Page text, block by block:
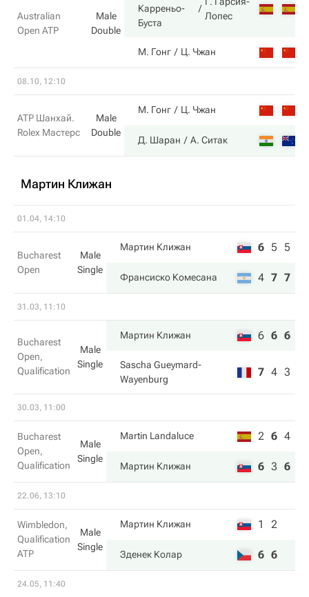
Australian
Open ATP
Male
Double
Карреньо-
Буста
Лопес
М. Гонг Ц. Чжан
08.10, 12:10
ATP Шанхай.
Rolex Мастерс
Male
Double
М. Гонг Ц. Чжан
Д. Шаран А. Ситак
Мартин Клижан
01.04, 14:10
Bucharest
Open
Male
Single
Мартин Клижан 6 5 5
Франсиско Комесана 4 7 7
31.03, 11:10
Bucharest
Open,
Qualification
Male
Single
Мартин Клижан 6 6 6
Sascha Gueymard-
Wayenburg
7 4 3
30.03, 11:00
Bucharest
Open,
Qualification
Male
Single
Martin Landaluce 2 6 4
Мартин Клижан 6 3 6
22.06, 13:10
Wimbledon,
Qualification
ATP
Male
Single
Мартин Клижан 1 2
Зденек Колар 6 6
24.05, 11:40